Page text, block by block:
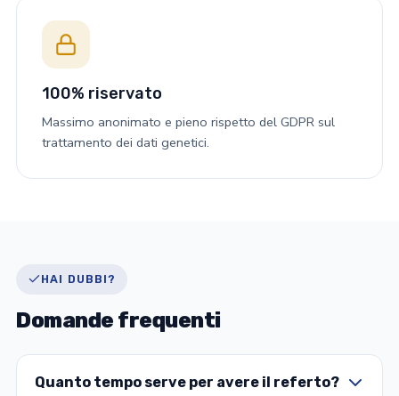
100% riservato
Massimo anonimato e pieno rispetto del GDPR sul
trattamento dei dati genetici.
HAI DUBBI?
Domande frequenti
Quanto tempo serve per avere il referto?